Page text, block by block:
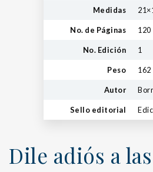
Medidas
No. de Páginas 120
No. Edición 1
Peso 162
Autor
Sello editorial
Dile adiós a